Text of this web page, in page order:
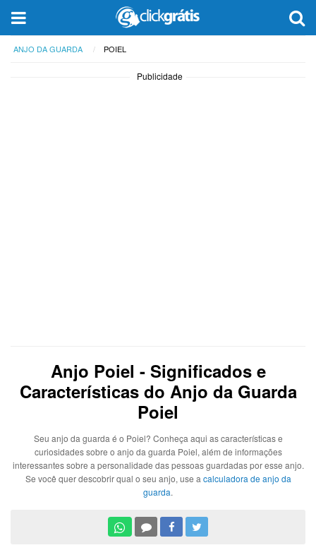
ANJO DA GUARDA POIEL
Publicidade
Anjo Poiel - Significados e
Características do Anjo da Guarda
Poiel
Seu anjo da guarda é o Poiel? Conheça aqui as características e
curiosidades sobre o anjo da guarda Poiel, além de informações
interessantes sobre a personalidade das pessoas guardadas por esse anjo.
Se você quer descobrir qual o seu anjo, use a calculadora de anjo da
guarda.